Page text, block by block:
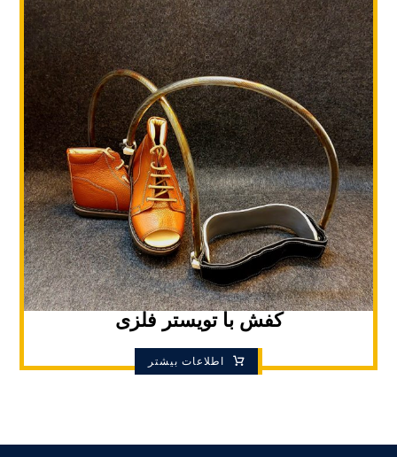
کفش با تویستر فلزی
اطلاعات بیشتر